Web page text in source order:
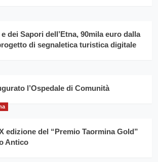
dei Sapori dell’Etna, 90mila euro dalla
di segnaletica turistica digitale
l’Ospedale di Comunità
edizione del “Premio Taormina Gold”
Antico